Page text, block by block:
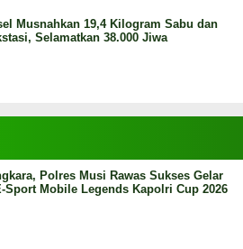
Musnahkan 19,4 Kilogram Sabu dan
Selamatkan 38.000 Jiwa
Polres Musi Rawas Sukses Gelar
Sport Mobile Legends Kapolri Cup 2026